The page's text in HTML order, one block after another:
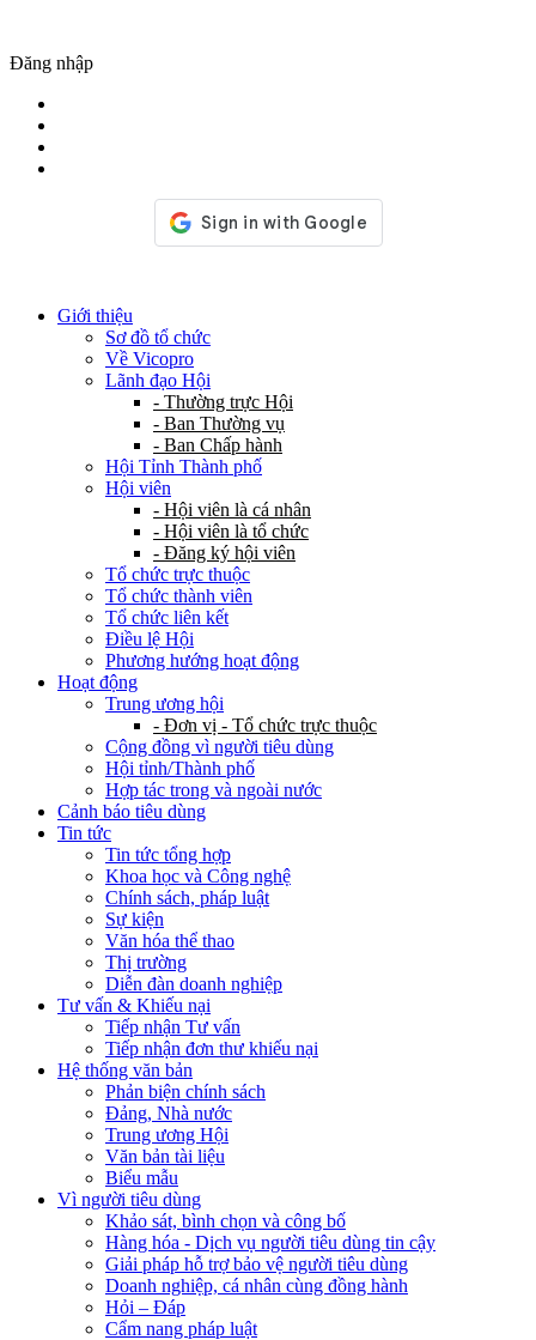
Đăng nhập
Giới thiệu
Sơ đồ tổ chức
Về Vicopro
Lãnh đạo Hội
- Thường trực Hội
- Ban Thường vụ
- Ban Chấp hành
Hội Tỉnh Thành phố
Hội viên
- Hội viên là cá nhân
- Hội viên là tổ chức
- Đăng ký hội viên
Tổ chức trực thuộc
Tổ chức thành viên
Tổ chức liên kết
Điều lệ Hội
Phương hướng hoạt động
Hoạt động
Trung ương hội
- Đơn vị - Tổ chức trực thuộc
Cộng đồng vì người tiêu dùng
Hội tỉnh/Thành phố
Hợp tác trong và ngoài nước
Cảnh báo tiêu dùng
Tin tức
Tin tức tổng hợp
Khoa học và Công nghệ
Chính sách, pháp luật
Sự kiện
Văn hóa thể thao
Thị trường
Diễn đàn doanh nghiệp
Tư vấn & Khiếu nại
Tiếp nhận Tư vấn
Tiếp nhận đơn thư khiếu nại
Hệ thống văn bản
Phản biện chính sách
Đảng, Nhà nước
Trung ương Hội
Văn bản tài liệu
Biểu mẫu
Vì người tiêu dùng
Khảo sát, bình chọn và công bố
Hàng hóa - Dịch vụ người tiêu dùng tin cậy
Giải pháp hỗ trợ bảo vệ người tiêu dùng
Doanh nghiệp, cá nhân cùng đồng hành
Hỏi – Đáp
Cẩm nang pháp luật